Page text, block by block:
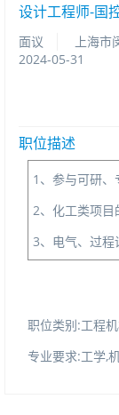
设计工程师-国
面议 上海市
2024-05-31
职位描述
1、参与可研、
2、化工类项目
3、电气、过程
职位类别:工程
专业要求:工学,